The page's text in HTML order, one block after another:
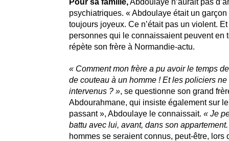
psychiatriques. « Abdoulaye était un garçon
toujours joyeux. Ce n’était pas un violent. Et
personnes qui le connaissaient peuvent en
répète son frère à Normandie-actu.
« Comment mon frère a pu avoir le temps
de couteau à un homme ! Et les policiers ne
intervenus ? », se questionne son grand
Abdourahmane, qui insiste également sur
passant », Abdoulaye le connaissait. « Je
battu avec lui, avant, dans son
hommes se seraient connus, peut-être, lors